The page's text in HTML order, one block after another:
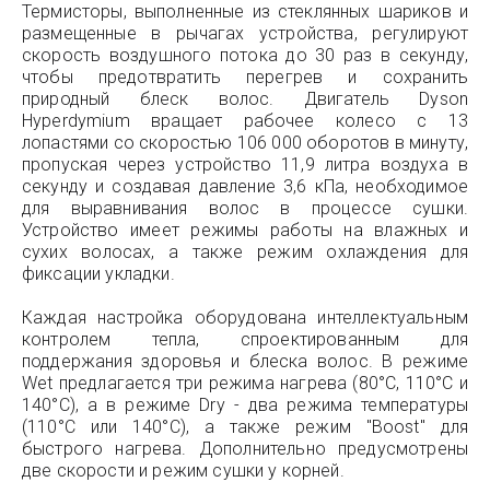
Термисторы, выполненные из стеклянных шариков и
размещенные в рычагах устройства, регулируют
скорость воздушного потока до 30 раз в секунду,
чтобы предотвратить перегрев и сохранить
природный блеск волос. Двигатель Dyson
Hyperdymium вращает рабочее колесо с 13
лопастями со скоростью 106 000 оборотов в минуту,
пропуская через устройство 11,9 литра воздуха в
секунду и создавая давление 3,6 кПа, необходимое
для выравнивания волос в процессе сушки.
Устройство имеет режимы работы на влажных и
сухих волосах, а также режим охлаждения для
фиксации укладки.
Каждая настройка оборудована интеллектуальным
контролем тепла, спроектированным для
поддержания здоровья и блеска волос. В режиме
Wet предлагается три режима нагрева (80°C, 110°C и
140°C), а в режиме Dry - два режима температуры
(110°C или 140°C), а также режим "Boost" для
быстрого нагрева. Дополнительно предусмотрены
две скорости и режим сушки у корней.